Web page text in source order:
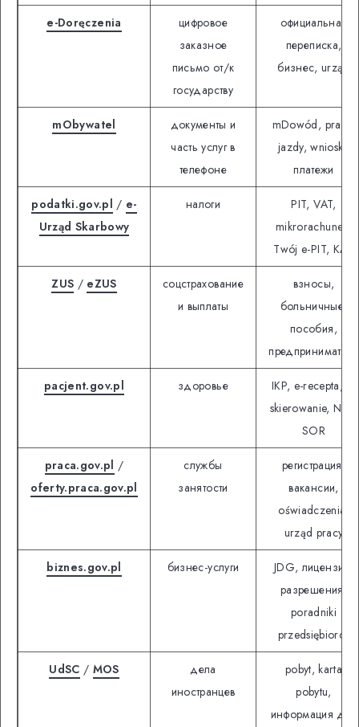
e-Doręczenia
цифровое
заказное
письмо от/к
государству
официальная
переписка,
бизнес, urząd
mObywatel
документы и
часть услуг в
телефоне
mDowód, prawa
jazdy, wnioski,
платежи
podatki.gov.pl / e-
Urząd Skarbowy
налоги
PIT, VAT,
mikrorachunek,
Twój e-PIT, KAS
ZUS / eZUS
соцстрахование
и выплаты
взносы,
больничные,
пособия,
предприниматель
pacjent.gov.pl здоровье
IKP, e-recepta, e-
skierowanie, NFZ,
SOR
praca.gov.pl /
oferty.praca.gov.pl
службы
занятости
регистрация,
вакансии,
oświadczenia,
urząd pracy
biznes.gov.pl бизнес-услуги
JDG, лицензии,
разрешения,
poradniki
przedsiębiorcy
UdSC / MOS
дела
иностранцев
pobyt, karta
pobytu,
информация для